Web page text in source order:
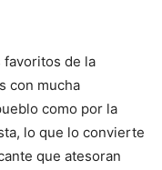
favoritos de la
con mucha
como por la
lo que lo convierte
que atesoran